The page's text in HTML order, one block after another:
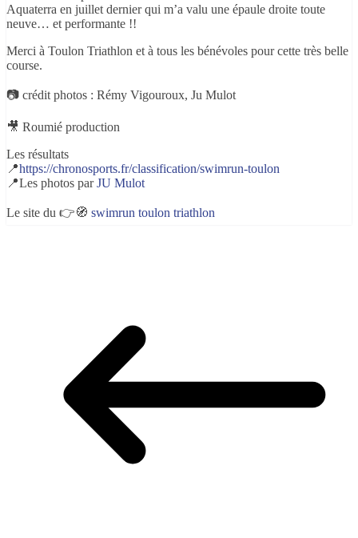
Aquaterra en juillet dernier qui m’a valu une épaule droite toute
neuve… et performante !!
Merci à Toulon Triathlon et à tous les bénévoles pour cette très belle
course.
📷 crédit photos : Rémy Vigouroux, Ju Mulot
🎥 Roumié production
Les résultats
📍https://chronosports.fr/classification/swimrun-toulon
📍Les photos parJU Mulot
Le site du 👉🧭 swimrun toulon triathlon